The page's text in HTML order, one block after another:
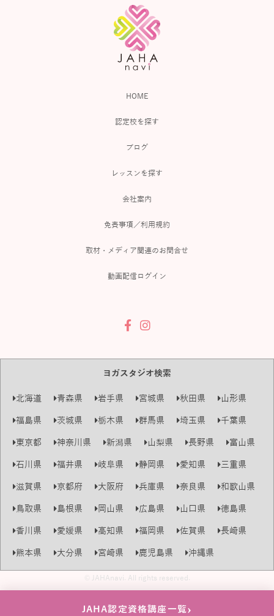
HOME
認定校を探す
ブログ
レッスンを探す
会社案内
免責事項／利用規約
取材・メディア関連のお問合せ
動画配信ログイン
ヨガスタジオ検索
北海道 青森県 岩手県 宮城県 秋田県
山形県
福島県
茨城県 栃木県 群馬県 埼玉県
千葉県
東京都
神奈川県 新潟県 山梨県 長野県
富山県
石川県
福井県 岐阜県 静岡県 愛知県
三重県
滋賀県
京都府 大阪府 兵庫県 奈良県
和歌山県
鳥取県
島根県 岡山県 広島県 山口県
徳島県
香川県
愛媛県 高知県 福岡県 佐賀県
長崎県
熊本県
大分県 宮崎県 鹿児島県 沖縄県
© JAHAnavi. All rights reserved.
JAHA認定資格講座一覧›